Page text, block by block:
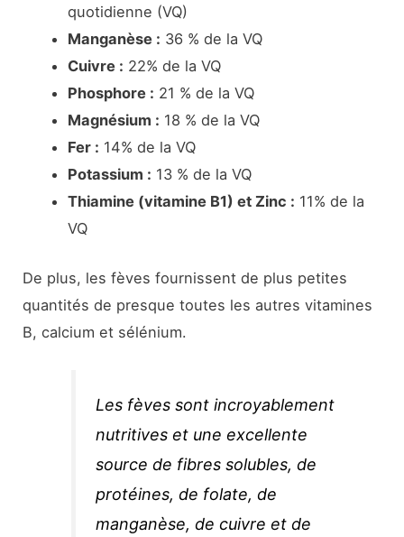
quotidienne (VQ)
Manganèse : 36 % de la VQ
Cuivre : 22% de la VQ
Phosphore : 21 % de la VQ
Magnésium : 18 % de la VQ
Fer : 14% de la VQ
Potassium : 13 % de la VQ
Thiamine (vitamine B1) et Zinc : 11% de la
VQ
De plus, les fèves fournissent de plus petites
quantités de presque toutes les autres vitamines
B, calcium et sélénium.
Les fèves sont incroyablement
nutritives et une excellente
source de fibres solubles, de
protéines, de folate, de
manganèse, de cuivre et de